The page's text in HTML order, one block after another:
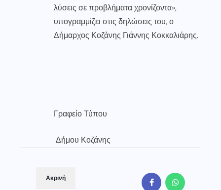
λύσεις σε προβλήματα χρονίζοντα»,
υπογραμμίζει στις δηλώσεις του, ο
Δήμαρχος Κοζάνης Γιάννης Κοκκαλιάρης.
Γραφείο Τύπου
Δήμου Κοζάνης
Ακρινή